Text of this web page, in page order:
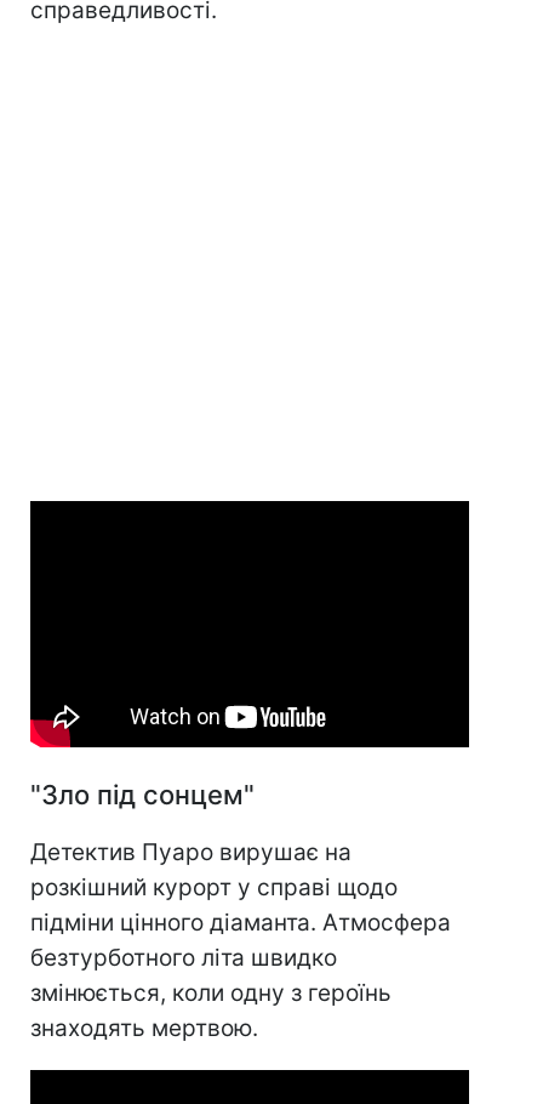
справедливості.
"Зло під сонцем"
Детектив Пуаро вирушає на
розкішний курорт у справі щодо
підміни цінного діаманта. Атмосфера
безтурботного літа швидко
змінюється, коли одну з героїнь
знаходять мертвою.